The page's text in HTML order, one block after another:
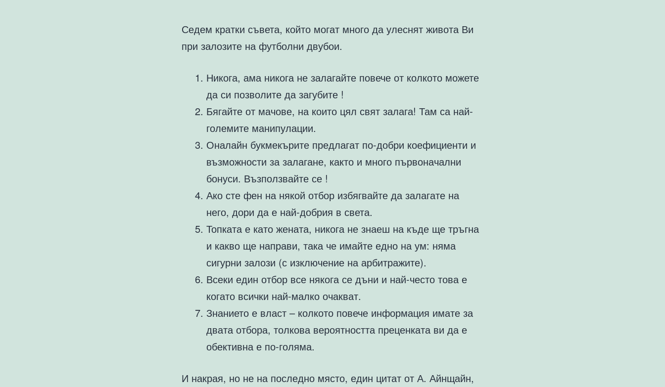
Седем кратки съвета, който могат много да улеснят живота Ви
при залозите на футболни двубои.
Никога, ама никога не залагайте повече от колкото можете
да си позволите да загубите !
Бягайте от мачове, на които цял свят залага! Там са най-
големите манипулации.
Оналайн букмекърите предлагат по-добри коефициенти и
възможности за залагане, както и много първоначални
бонуси. Възползвайте се !
Ако сте фен на някой отбор избягвайте да залагате на
него, дори да е най-добрия в света.
Топката е като жената, никога не знаеш на къде ще тръгна
и какво ще направи, така че имайте едно на ум: няма
сигурни залози (с изключение на арбитражите).
Всеки един отбор все някога се дъни и най-често това е
когато всички най-малко очакват.
Знанието е власт – колкото повече информация имате за
двата отбора, толкова вероятността преценката ви да е
обективна е по-голяма.
И накрая, но не на последно място, един цитат от А. Айнщайн,